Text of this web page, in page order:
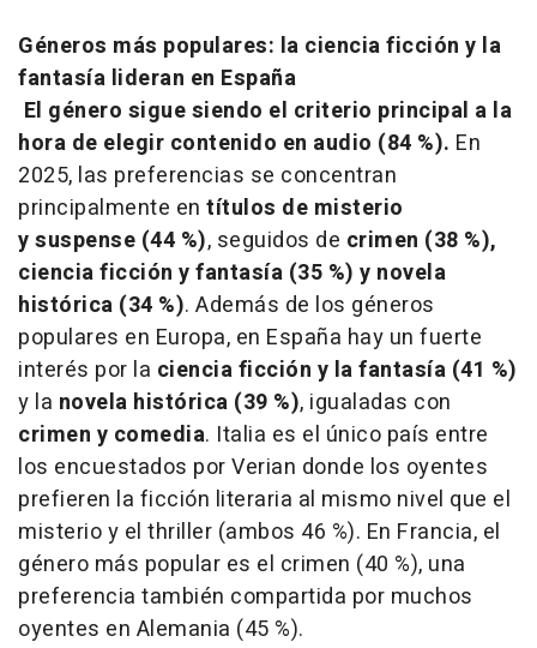
Géneros más populares: la ciencia ficción y la
fantasía lideran en España
El género sigue siendo el criterio principal a la
hora de elegir contenido en audio (84 %). En
2025, las preferencias se concentran
principalmente en títulos de misterio
y suspense (44 %), seguidos de crimen (38 %),
ciencia ficción y fantasía (35 %) y novela
histórica (34 %). Además de los géneros
populares en Europa, en España hay un fuerte
interés por la ciencia ficción y la fantasía (41 %)
y la novela histórica (39 %), igualadas con
crimen y comedia. Italia es el único país entre
los encuestados por Verian donde los oyentes
prefieren la ficción literaria al mismo nivel que el
misterio y el thriller (ambos 46 %). En Francia, el
género más popular es el crimen (40 %), una
preferencia también compartida por muchos
oyentes en Alemania (45 %).